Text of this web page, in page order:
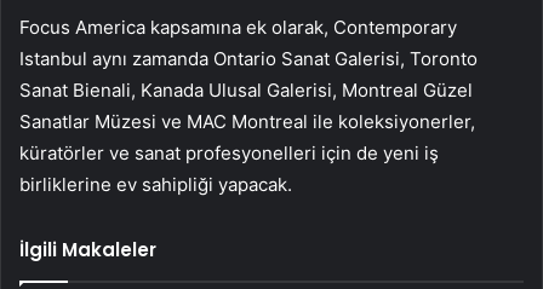
Focus America kapsamına ek olarak, Contemporary
Istanbul aynı zamanda Ontario Sanat Galerisi, Toronto
Sanat Bienali, Kanada Ulusal Galerisi, Montreal Güzel
Sanatlar Müzesi ve MAC Montreal ile koleksiyonerler,
küratörler ve sanat profesyonelleri için de yeni iş
birliklerine ev sahipliği yapacak.
İlgili Makaleler